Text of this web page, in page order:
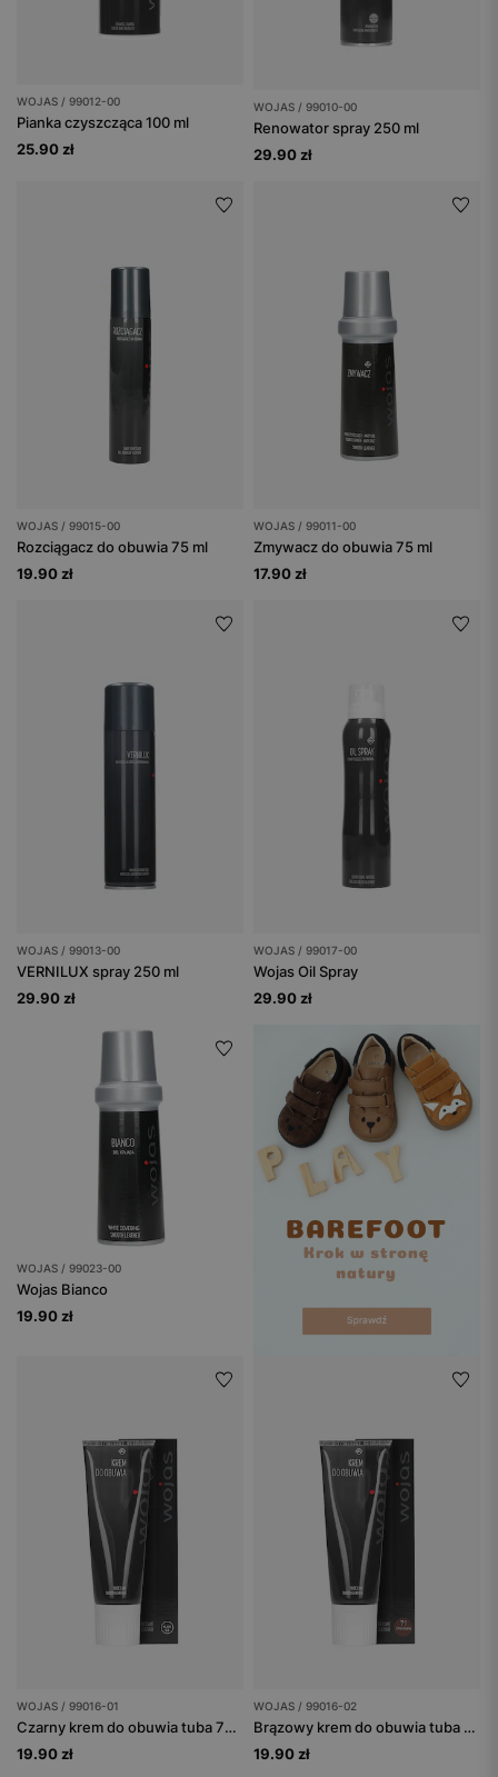
WOJAS / 99012-00
Pianka czyszcząca 100 ml
25.90 zł
WOJAS / 99010-00
Renowator spray 250 ml
29.90 zł
WOJAS / 99015-00
Rozciągacz do obuwia 75 ml
19.90 zł
WOJAS / 99011-00
Zmywacz do obuwia 75 ml
17.90 zł
WOJAS / 99013-00
VERNILUX spray 250 ml
29.90 zł
WOJAS / 99017-00
Wojas Oil Spray
29.90 zł
WOJAS / 99023-00
Wojas Bianco
19.90 zł
WOJAS / 99016-01
Czarny krem do obuwia tuba 75 ml
19.90 zł
WOJAS / 99016-02
Brązowy krem do obuwia tuba 75 ml
19.90 zł